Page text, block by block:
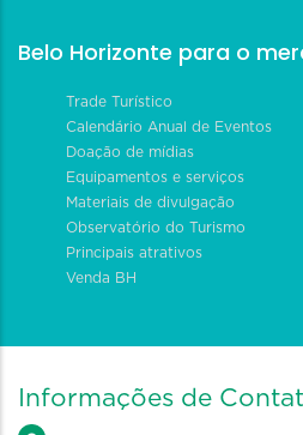
Belo Horizonte para o
Trade Turístico
Calendário Anual de Eventos
Doação de mídias
Equipamentos e serviços
Materiais de divulgação
Observatório do Turismo
Principais atrativos
Venda BH
Informações de